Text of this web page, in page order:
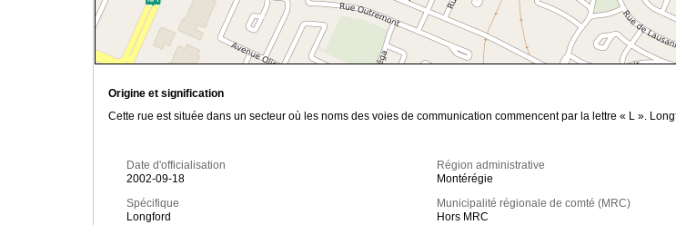
Origine et signification
Cette rue est située dans un secteur où les noms des voies de communication commencent par la lettre « L ».
Date d'officialisation
2002-09-18
Spécifique
Longford
Région administrative
Montérégie
Municipalité régionale de comté (MRC)
Hors MRC